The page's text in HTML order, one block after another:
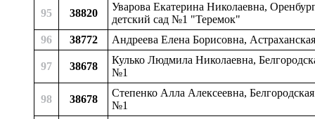
95 38820
Уварова Екатерина Николаевна,
детский сад №1 "Теремок"
96
38772 Андреева Елена Борисовна,
97 38678
Кулько Людмила Николаевна,
№1
98 38678
Степенко Алла Алексеевна,
№1